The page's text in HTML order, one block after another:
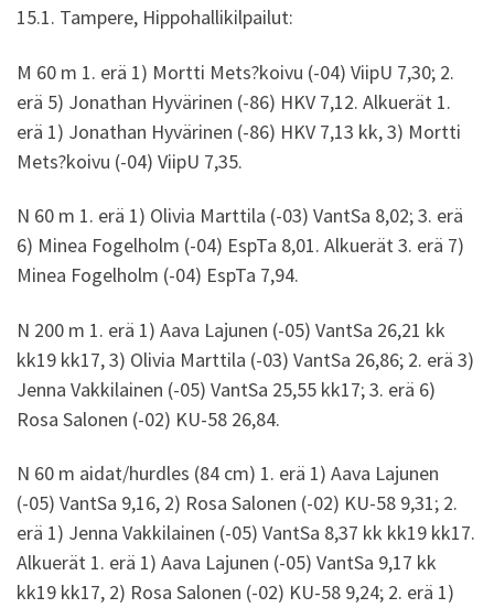
15.1. Tampere, Hippohallikilpailut:
M 60 m 1. erä 1) Mortti Mets?koivu (-04) ViipU 7,30; 2.
erä 5) Jonathan Hyvärinen (-86) HKV 7,12. Alkuerät 1.
erä 1) Jonathan Hyvärinen (-86) HKV 7,13 kk, 3) Mortti
Mets?koivu (-04) ViipU 7,35.
N 60 m 1. erä 1) Olivia Marttila (-03) VantSa 8,02; 3. erä
6) Minea Fogelholm (-04) EspTa 8,01. Alkuerät 3. erä 7)
Minea Fogelholm (-04) EspTa 7,94.
N 200 m 1. erä 1) Aava Lajunen (-05) VantSa 26,21 kk
kk19 kk17, 3) Olivia Marttila (-03) VantSa 26,86; 2. erä 3)
Jenna Vakkilainen (-05) VantSa 25,55 kk17; 3. erä 6)
Rosa Salonen (-02) KU-58 26,84.
N 60 m aidat/hurdles (84 cm) 1. erä 1) Aava Lajunen
(-05) VantSa 9,16, 2) Rosa Salonen (-02) KU-58 9,31; 2.
erä 1) Jenna Vakkilainen (-05) VantSa 8,37 kk kk19 kk17.
Alkuerät 1. erä 1) Aava Lajunen (-05) VantSa 9,17 kk
kk19 kk17, 2) Rosa Salonen (-02) KU-58 9,24; 2. erä 1)